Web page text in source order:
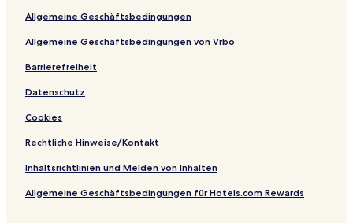
Allgemeine Geschäftsbedingungen
Allgemeine Geschäftsbedingungen von Vrbo
Barrierefreiheit
Datenschutz
Cookies
Rechtliche Hinweise/Kontakt
Inhaltsrichtlinien und Melden von Inhalten
Allgemeine Geschäftsbedingungen für Hotels.com Rewards